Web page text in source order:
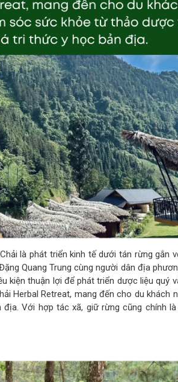
là phát triển kinh tế dưới tán rừng gắn
Quang Trung cùng người dân địa
thuận lợi để phát triển dược liệu quý
Herbal Retreat, mang đến cho du khách
Với hợp tác xã, giữ rừng cũng chính